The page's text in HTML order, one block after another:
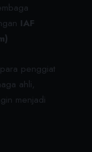
IAF
penggiat
ahli,
menjadi